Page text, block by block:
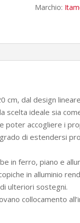
cemento
quantità
Marchio:
cm, dal design
scelta ideale sia
poter accogliere i
di estendersi
in ferro, piano e
in alluminio
ulteriori sostegni.
collocamento